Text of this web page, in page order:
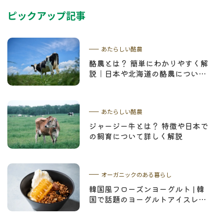
ピックアップ記事
あたらしい酪農
酪農とは？ 簡単にわかりやすく解
説｜日本や北海道の酪農について
あたらしい酪農
ジャージー牛とは？ 特徴や日本で
の飼育について詳しく解説
オーガニックのある暮らし
韓国風フローズンヨーグルト | 韓
国で話題のヨーグルトアイスレシ